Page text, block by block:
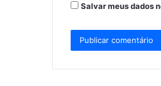
Salvar meus dados